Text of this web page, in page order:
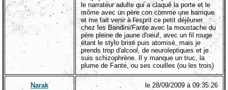
le narrateur adulte qui a claqué la porte et le
môme avec un père con comme une barrique
et me fait venir à l'esprit ce petit déjêuner
chez les Bandini/Fante avec la moustache du
père pleine de jaune d'oeuf, avec un fil rouge
étant le stylo brisé puis atomisé, mais je
prends trop d'alcool, de neuroleptiques et je
suis schizophrène. Il y manque un truc, la
plume de Fante, ou ses couilles (ou les trois)
Narak le 28/09/2009 à 09:35:26